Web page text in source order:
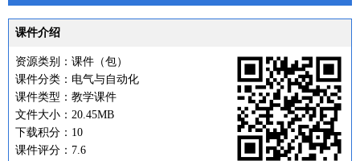
课件介绍
资源类别：课件（包）
课件分类：电气与自动化
课件类型：教学课件
文件大小：20.45MB
下载积分：10
课件评分：7.6